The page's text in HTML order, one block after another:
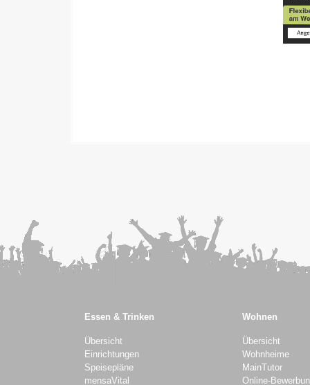
Essen & Trinken
Übersicht
Einrichtungen
Speisepläne
mensaVital
Wohnen
Übersicht
Wohnheime
MainTutor
Online-